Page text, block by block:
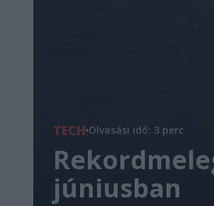
TECH Olvasási idő: 3 perc
júniusban